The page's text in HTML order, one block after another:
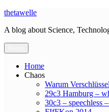
Zum
springen
thetawelle
A blog about Science,
Home
Chaos
Warum
29c3 Hamburg –
30c3 – speechless